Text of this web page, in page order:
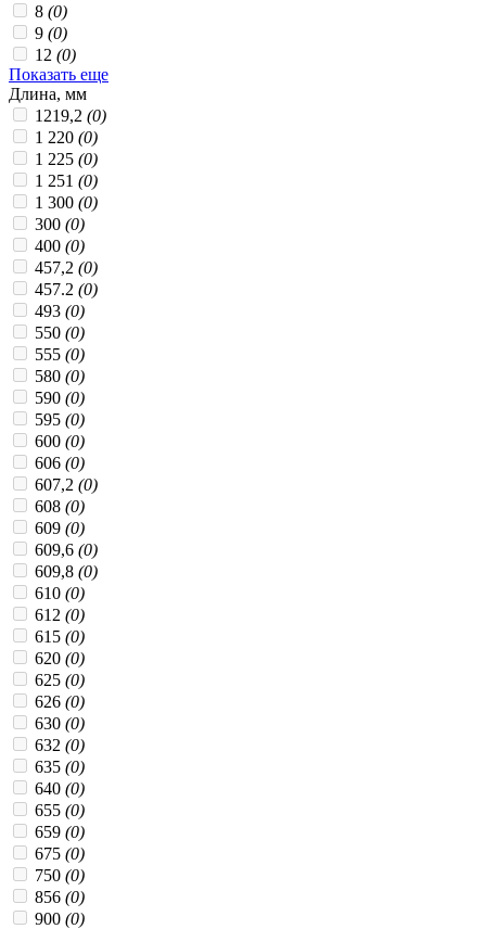
8 (0)
9 (0)
12 (0)
Показать еще
Длина, мм
1219,2 (0)
1 220 (0)
1 225 (0)
1 251 (0)
1 300 (0)
300 (0)
400 (0)
457,2 (0)
457.2 (0)
493 (0)
550 (0)
555 (0)
580 (0)
590 (0)
595 (0)
600 (0)
606 (0)
607,2 (0)
608 (0)
609 (0)
609,6 (0)
609,8 (0)
610 (0)
612 (0)
615 (0)
620 (0)
625 (0)
626 (0)
630 (0)
632 (0)
635 (0)
640 (0)
655 (0)
659 (0)
675 (0)
750 (0)
856 (0)
900 (0)